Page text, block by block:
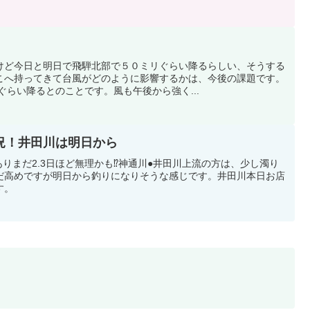
今日と明日で飛騨北部で５０ミリぐらい降るらしい、そうする
持ってきて台風がどのように影響するかは、今後の課題です。
らい降るとのことです。風も午後から強く...
！井田川は明日から
まだ2.3日ほど無理かも⁉︎神通川●井田川上流の方は、少し濁り
めですが明日から釣りになりそうな感じです。井田川本日お店